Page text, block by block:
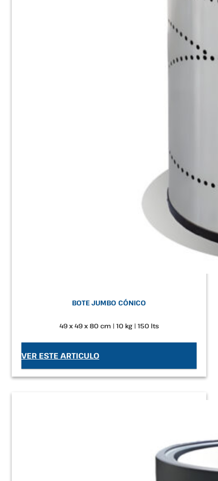
BOTE JUMBO CÓNICO
49 x 49 x 80 cm | 10 kg | 150 lts
VER ESTE ARTICULO